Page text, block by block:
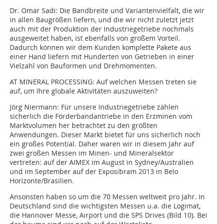
Dr. Omar Sadi: Die Bandbreite und Variantenvielfalt, die wir
in allen Baugrößen liefern, und die wir nicht zuletzt jetzt
auch mit der Produktion der Industriegetriebe nochmals
ausgeweitet haben, ist ebenfalls von großem Vorteil.
Dadurch können wir dem Kunden komplette Pakete aus
einer Hand liefern mit Hunderten von Getrieben in einer
Vielzahl von Bauformen und Drehmomenten.
AT MINERAL PROCESSING: Auf welchen Messen treten sie
auf, um Ihre globale Aktivitäten auszuweiten?
Jörg Niermann: Für unsere Industriegetriebe zählen
sicherlich die Förderbandantriebe in den Erzminen vom
Marktvolumen her betrachtet zu den größten
Anwendungen. Dieser Markt bietet für uns sicherlich noch
ein großes Potential. Daher waren wir in diesem Jahr auf
zwei großen Messen im Minen- und Mineralsektor
vertreten: auf der AIMEX im August in Sydney/Australien
und im September auf der Exposibram 2013 in Belo
Horizonte/Brasilien.
Ansonsten haben so um die 70 Messen weltweit pro Jahr. In
Deutschland sind die wichtigsten Messen u.a. die Logimat,
die Hannover Messe, Airport und die SPS Drives (Bild 10). Bei